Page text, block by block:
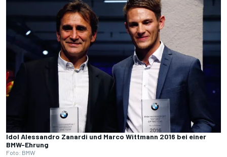
Idol Alessandro Zanardi und Marco Wittmann 2016 bei einer
BMW-Ehrung
Foto: BMW